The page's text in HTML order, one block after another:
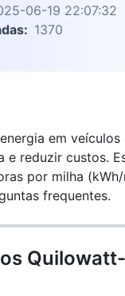
06-19 22:07:32
1370
em
e reduzir custos.
por milha (kWh/
frequentes.